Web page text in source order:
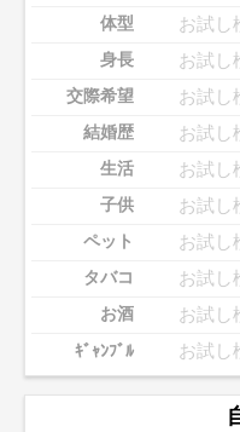
体型 お試し
身長 お試し
交際希望 お試し
結婚歴 お試し
生活 お試し
子供 お試し
ペット お試し
タバコ お試し
お酒 お試し
ｷﾞｬﾝﾌﾞﾙ お試し